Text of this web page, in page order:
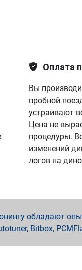
Оплата
Вы
пробной
устраивают
Цена не
процедуры.
изменений
логов на
обладают
Bitbox,